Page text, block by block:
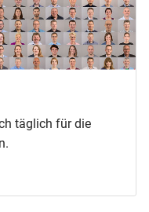
täglich für die